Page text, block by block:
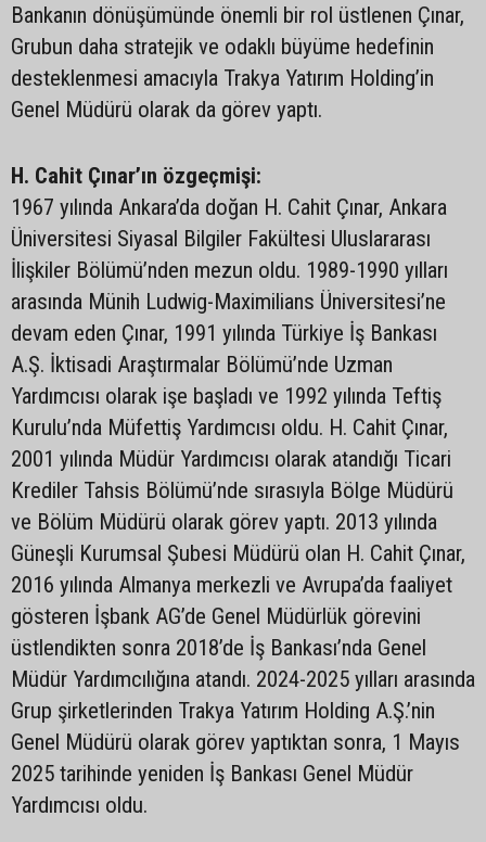
Bankanın dönüşümünde önemli bir rol üstlenen Çınar,
Grubun daha stratejik ve odaklı büyüme hedefinin
desteklenmesi amacıyla Trakya Yatırım Holding’in
Genel Müdürü olarak da görev yaptı.
H. Cahit Çınar’ın özgeçmişi:
1967 yılında Ankara’da doğan H. Cahit Çınar, Ankara
Üniversitesi Siyasal Bilgiler Fakültesi Uluslararası
İlişkiler Bölümü’nden mezun oldu. 1989-1990 yılları
arasında Münih Ludwig-Maximilians Üniversitesi’ne
devam eden Çınar, 1991 yılında Türkiye İş Bankası
A.Ş. İktisadi Araştırmalar Bölümü’nde Uzman
Yardımcısı olarak işe başladı ve 1992 yılında Teftiş
Kurulu’nda Müfettiş Yardımcısı oldu. H. Cahit Çınar,
2001 yılında Müdür Yardımcısı olarak atandığı Ticari
Krediler Tahsis Bölümü’nde sırasıyla Bölge Müdürü
ve Bölüm Müdürü olarak görev yaptı. 2013 yılında
Güneşli Kurumsal Şubesi Müdürü olan H. Cahit Çınar,
2016 yılında Almanya merkezli ve Avrupa’da faaliyet
gösteren İşbank AG’de Genel Müdürlük görevini
üstlendikten sonra 2018’de İş Bankası’nda Genel
Müdür Yardımcılığına atandı. 2024-2025 yılları arasında
Grup şirketlerinden Trakya Yatırım Holding A.Ş.’nin
Genel Müdürü olarak görev yaptıktan sonra, 1 Mayıs
2025 tarihinde yeniden İş Bankası Genel Müdür
Yardımcısı oldu.